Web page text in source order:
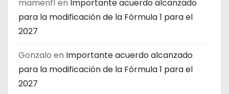
mamenf1 en Importante acuerdo alcanzado
para la modificación de la Fórmula 1 para el
2027
Gonzalo en Importante acuerdo alcanzado
para la modificación de la Fórmula 1 para el
2027